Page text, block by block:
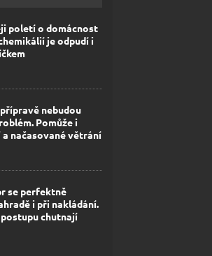
poletí o domácnost
je odpudí i
nebudou
Pomůže i
načasované větrání
se perfektně
i při nakládání.
chutnají